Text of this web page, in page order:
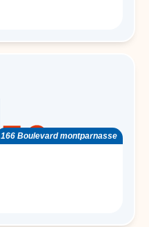
166 Boulevard montparnasse